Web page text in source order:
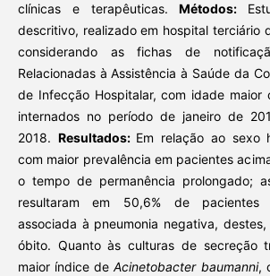
clínicas e terapêuticas. Métodos:
descritivo, realizado em hospital terciário
considerando as fichas de
Relacionadas à Assistência à Saúde da
de Infecção Hospitalar, com idade maior
internados no período de janeiro de
2018. Resultados: Em relação ao sexo
com maior prevalência em pacientes
o tempo de permanência prolongado;
resultaram em 50,6% de pacientes
associada à pneumonia negativa,
óbito. Quanto às culturas de secreção
maior índice deAcinetobacter baumanni,